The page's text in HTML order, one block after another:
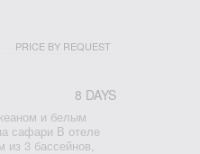
PRICE BY REQUEST
8 DAYS
и белым
сафари В отеле
из 3 бассейнов,